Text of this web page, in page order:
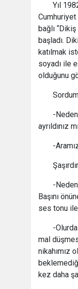
Yıl
bağlı
başladı.
katılmak
soyadı ile
olduğunu
-
ayrıldınız
-
-
Başını
ses tonu
-
mal
nikahımız
kez daha